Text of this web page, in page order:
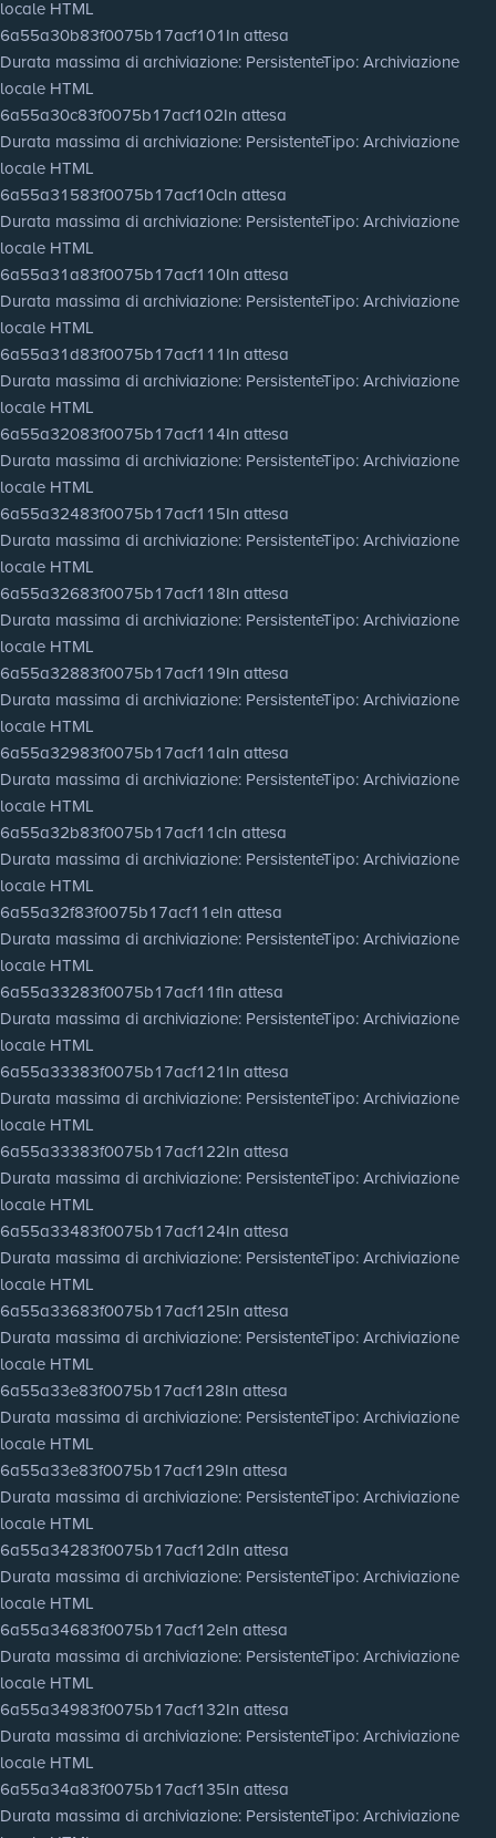
locale HTML
6a55a30b83f0075b17acf101In attesa
Durata massima di archiviazione: PersistenteTipo: Archiviazione
locale HTML
6a55a30c83f0075b17acf102In attesa
Durata massima di archiviazione: PersistenteTipo: Archiviazione
locale HTML
6a55a31583f0075b17acf10cIn attesa
Durata massima di archiviazione: PersistenteTipo: Archiviazione
locale HTML
6a55a31a83f0075b17acf110In attesa
Durata massima di archiviazione: PersistenteTipo: Archiviazione
locale HTML
6a55a31d83f0075b17acf111In attesa
Durata massima di archiviazione: PersistenteTipo: Archiviazione
locale HTML
6a55a32083f0075b17acf114In attesa
Durata massima di archiviazione: PersistenteTipo: Archiviazione
locale HTML
6a55a32483f0075b17acf115In attesa
Durata massima di archiviazione: PersistenteTipo: Archiviazione
locale HTML
6a55a32683f0075b17acf118In attesa
Durata massima di archiviazione: PersistenteTipo: Archiviazione
locale HTML
6a55a32883f0075b17acf119In attesa
Durata massima di archiviazione: PersistenteTipo: Archiviazione
locale HTML
6a55a32983f0075b17acf11aIn attesa
Durata massima di archiviazione: PersistenteTipo: Archiviazione
locale HTML
6a55a32b83f0075b17acf11cIn attesa
Durata massima di archiviazione: PersistenteTipo: Archiviazione
locale HTML
6a55a32f83f0075b17acf11eIn attesa
Durata massima di archiviazione: PersistenteTipo: Archiviazione
locale HTML
6a55a33283f0075b17acf11fIn attesa
Durata massima di archiviazione: PersistenteTipo: Archiviazione
locale HTML
6a55a33383f0075b17acf121In attesa
Durata massima di archiviazione: PersistenteTipo: Archiviazione
locale HTML
6a55a33383f0075b17acf122In attesa
Durata massima di archiviazione: PersistenteTipo: Archiviazione
locale HTML
6a55a33483f0075b17acf124In attesa
Durata massima di archiviazione: PersistenteTipo: Archiviazione
locale HTML
6a55a33683f0075b17acf125In attesa
Durata massima di archiviazione: PersistenteTipo: Archiviazione
locale HTML
6a55a33e83f0075b17acf128In attesa
Durata massima di archiviazione: PersistenteTipo: Archiviazione
locale HTML
6a55a33e83f0075b17acf129In attesa
Durata massima di archiviazione: PersistenteTipo: Archiviazione
locale HTML
6a55a34283f0075b17acf12dIn attesa
Durata massima di archiviazione: PersistenteTipo: Archiviazione
locale HTML
6a55a34683f0075b17acf12eIn attesa
Durata massima di archiviazione: PersistenteTipo: Archiviazione
locale HTML
6a55a34983f0075b17acf132In attesa
Durata massima di archiviazione: PersistenteTipo: Archiviazione
locale HTML
6a55a34a83f0075b17acf135In attesa
Durata massima di archiviazione: PersistenteTipo: Archiviazione